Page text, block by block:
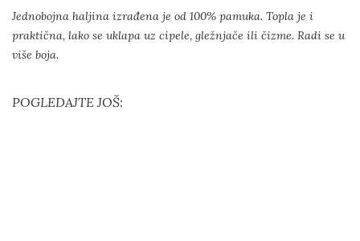
Jednobojna haljina izrađena je od 100% pamuka. Topla je i
praktična, lako se uklapa uz cipele, gležnjače ili čizme. Radi se u
više boja.
POGLEDAJTE JOŠ: